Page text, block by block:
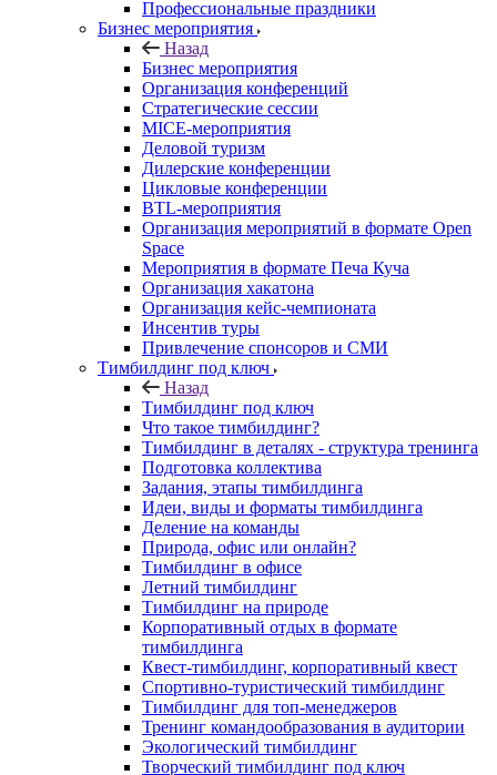
Профессиональные праздники
Бизнес мероприятия
Назад
Бизнес мероприятия
Организация конференций
Стратегические сессии
MICE-мероприятия
Деловой туризм
Дилерские конференции
Цикловые конференции
BTL-мероприятия
Организация мероприятий в формате Open
Space
Мероприятия в формате Печа Куча
Организация хакатона
Организация кейс-чемпионата
Инсентив туры
Привлечение спонсоров и СМИ
Тимбилдинг под ключ
Назад
Тимбилдинг под ключ
Что такое тимбилдинг?
Тимбилдинг в деталях - структура тренинга
Подготовка коллектива
Задания, этапы тимбилдинга
Идеи, виды и форматы тимбилдинга
Деление на команды
Природа, офис или онлайн?
Тимбилдинг в офисе
Летний тимбилдинг
Тимбилдинг на природе
Корпоративный отдых в формате
тимбилдинга
Квест-тимбилдинг, корпоративный квест
Спортивно-туристический тимбилдинг
Тимбилдинг для топ-менеджеров
Тренинг командообразования в аудитории
Экологический тимбилдинг
Творческий тимбилдинг под ключ